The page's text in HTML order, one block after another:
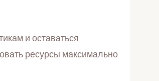
и оставаться
ресурсы максимально